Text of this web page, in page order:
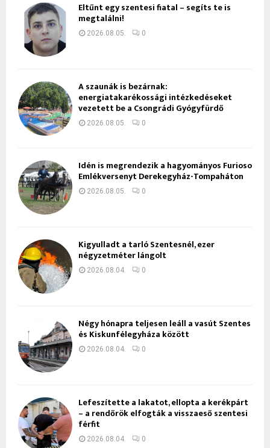
Eltűnt egy szentesi fiatal – segíts te is
megtalálni!
2026.08.05. 0
A szaunák is bezárnak:
energiatakarékossági intézkedéseket
vezetett be a Csongrádi Gyógyfürdő
2026.08.05. 0
Idén is megrendezik a hagyományos Furioso
Emlékversenyt Derekegyház-Tompaháton
2026.08.05. 0
Kigyulladt a tarló Szentesnél, ezer
négyzetméter lángolt
2026.08.04. 0
Négy hónapra teljesen leáll a vasút Szentes
és Kiskunfélegyháza között
2026.08.04. 0
Lefeszítette a lakatot, ellopta a kerékpárt
– a rendőrök elfogták a visszaeső szentesi
férfit
2026.08.04. 0